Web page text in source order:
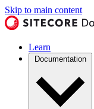
Skip to main content
Learn
Documentation